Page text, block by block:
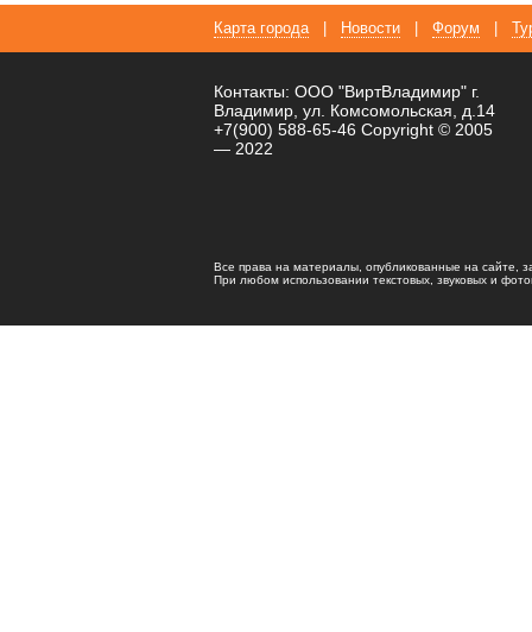
Карта города Новости Форум
Контакты: ООО "ВиртВладимир" г.
Владимир, ул. Комсомольская, д.14
+7(900) 588-65-46 Copyright © 2005
— 2022
Все права на материалы, опубликованные на сайте,
При любом использовании текстовых, звуковых и